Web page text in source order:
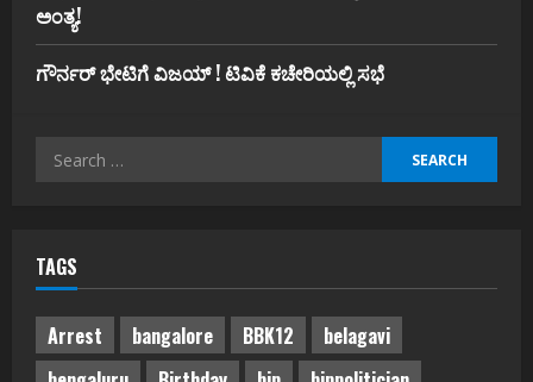
ಅಂತ್ಯ!
ಗೌರ್ನರ್‌ ಭೇಟಿಗೆ ವಿಜಯ್‌ ! ಟಿವಿಕೆ ಕಚೇರಿಯಲ್ಲಿ ಸಭೆ
Search
TAGS
Arrest bangalore BBK12
belagavi